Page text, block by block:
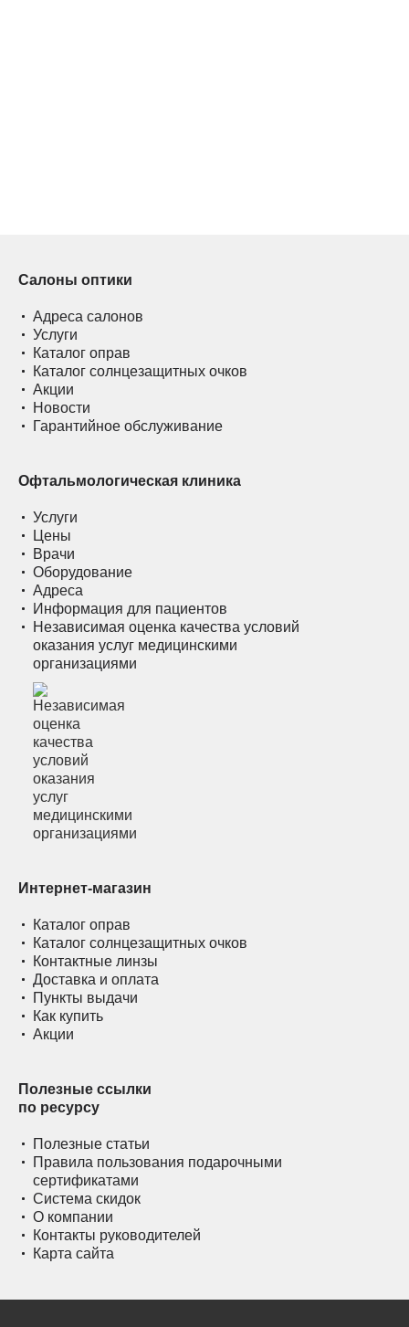
Салоны оптики
Адреса салонов
Услуги
Каталог оправ
Каталог солнцезащитных очков
Акции
Новости
Гарантийное обслуживание
Офтальмологическая клиника
Услуги
Цены
Врачи
Оборудование
Адреса
Информация для пациентов
Независимая оценка качества условий
оказания услуг медицинскими
организациями
Интернет-магазин
Каталог оправ
Каталог солнцезащитных очков
Контактные линзы
Доставка и оплата
Пункты выдачи
Как купить
Акции
Полезные ссылки
по ресурсу
Полезные статьи
Правила пользования подарочными
сертификатами
Система скидок
О компании
Контакты руководителей
Карта сайта